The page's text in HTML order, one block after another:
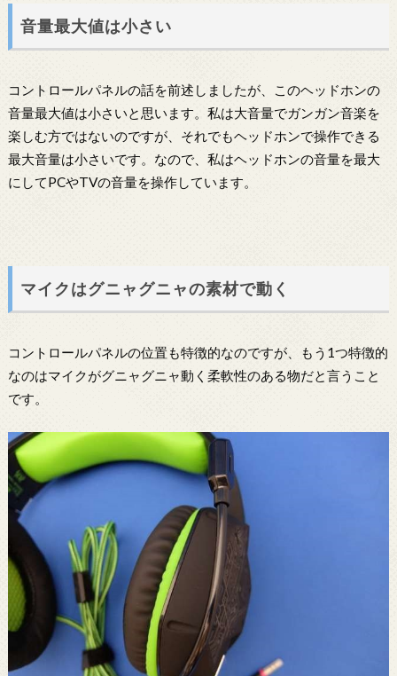
音量最大値は小さい
コントロールパネルの話を前述しましたが、このヘッドホンの
音量最大値は小さいと思います。私は大音量でガンガン音楽を
楽しむ方ではないのですが、それでもヘッドホンで操作できる
最大音量は小さいです。なので、私はヘッドホンの音量を最大
にしてPCやTVの音量を操作しています。
マイクはグニャグニャの素材で動く
コントロールパネルの位置も特徴的なのですが、もう1つ特徴的
なのはマイクがグニャグニャ動く柔軟性のある物だと言うこと
です。